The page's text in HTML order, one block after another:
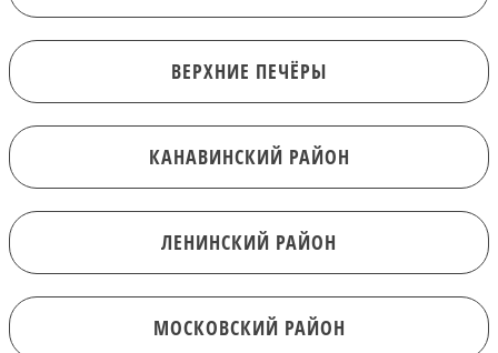
ЛЕНИНСКИЙ РАЙОН
КАНАВИНСКИЙ РАЙОН
МОСКОВСКИЙ РАЙОН
ВЕРХНИЕ ПЕЧЁРЫ